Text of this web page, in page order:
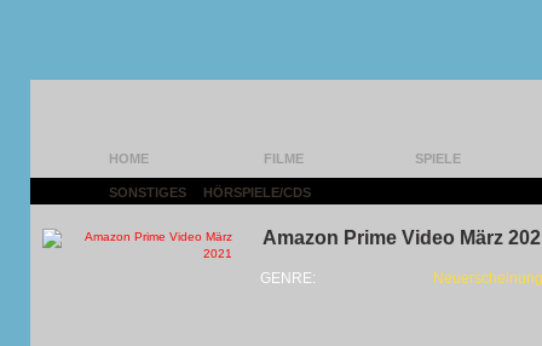
HOME FILME SPIELE
SONSTIGES HÖRSPIELE/CDS
Amazon Prime Video März
GENRE: